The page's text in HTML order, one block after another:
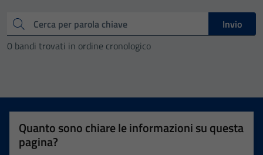
Cerca
Invio
0 bandi trovati in ordine cronologico
Quanto sono chiare le informazioni su questa
pagina?